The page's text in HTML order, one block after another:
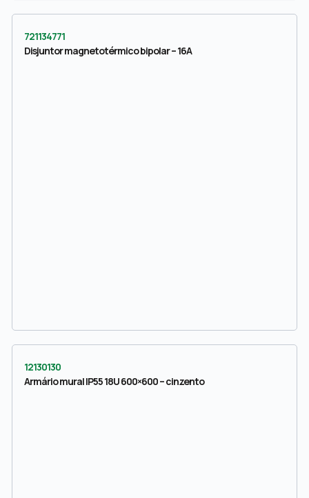
721134771
Disjuntor magnetotérmico bipolar – 16A
12130130
Armário mural IP55 18U 600×600 – cinzento